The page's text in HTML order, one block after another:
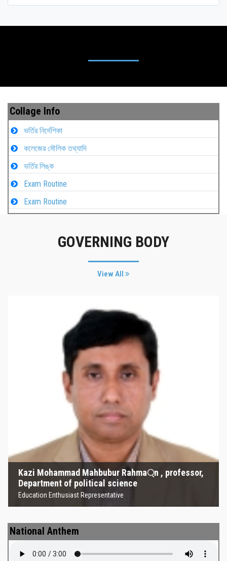
Collage Info
ভর্তির নির্দেশিকা
কলেজের মৌলিক তথ্যাদি
ভর্তির লিঙ্ক
Exam Routine
Exam Routine
GOVERNING BODY
View All
Kazi Mohammad Mahbubur Rahma্‌n , professor,
Department of political science
Education Enthusiast Representative
Kazi Mohammad Mahbubur
Rahma্‌n , professor, Department
of political science
Education Enthusiast Representative
National Anthem